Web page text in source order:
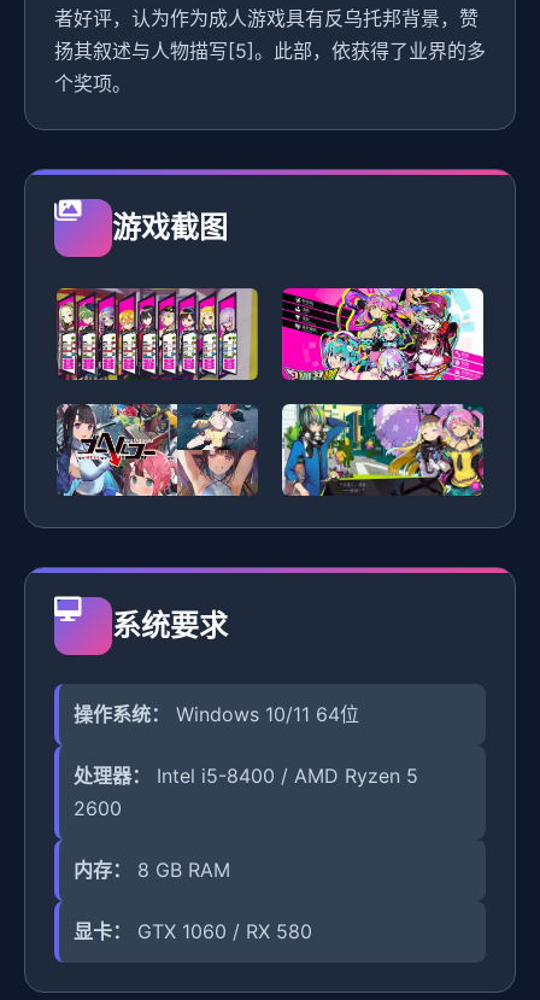
者好评，认为作为成人游戏具有反乌托邦背景，赞
扬其叙述与人物描写[5]。此部，依获得了业界的多
个奖项。
游戏截图
系统要求
操作系统： Windows 10/11 64位
处理器：
Intel i5-8400 / AMD Ryzen 5
2600
内存： 8 GB RAM
显卡： GTX 1060 / RX 580